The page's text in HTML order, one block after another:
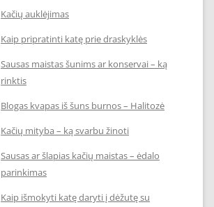
Kačių auklėjimas
Kaip pripratinti katę prie draskyklės
Sausas maistas šunims ar konservai – ką
rinktis
Blogas kvapas iš šuns burnos – Halitozė
Kačių mityba – ką svarbu žinoti
Sausas ar šlapias kačių maistas – ėdalo
parinkimas
Kaip išmokyti katę daryti į dėžutę su